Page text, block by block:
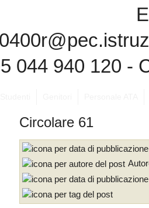
044 940 120 -
Circolare 61